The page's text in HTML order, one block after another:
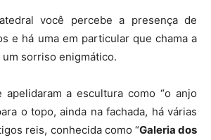
você percebe a presença de
e há uma em particular que chama a
sorriso enigmático.
apelidaram a escultura como “o anjo
o topo, ainda na fachada, há várias
reis, conhecida como “Galeria dos